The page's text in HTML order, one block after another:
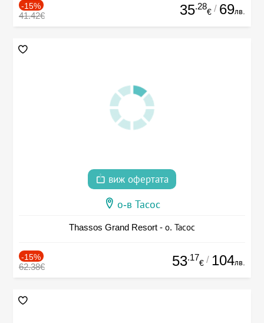
-15%
41.42€ 35.28
€ / 69лв.
виж офертата
о-в Тасос
Thassos Grand Resort - о. Тасос
-15%
62.38€ 53.17
€ / 104лв.